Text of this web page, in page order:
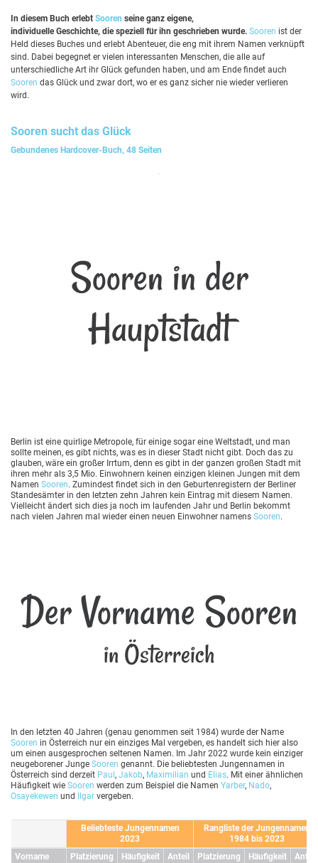
In diesem Buch erlebt Sooren seine ganz eigene,
individuelle Geschichte, die speziell für ihn geschrieben wurde. Sooren ist der
Held dieses Buches und erlebt Abenteuer, die eng mit ihrem Namen verknüpft
sind. Dabei begegnet er vielen interessanten Menschen, die alle auf
unterschiedliche Art ihr Glück gefunden haben, und am Ende findet auch
Sooren das Glück und zwar dort, wo er es ganz sicher nie wieder verlieren
wird.
Sooren sucht das Glück
Gebundenes Hardcover-Buch, 48 Seiten
Sooren in der
Hauptstadt
Berlin ist eine quirlige Metropole, für einige sogar eine Weltstadt, und man
sollte meinen, es gibt nichts, was es in dieser Stadt nicht gibt. Doch das zu
glauben, wäre ein großer Irrtum, denn es gibt in der ganzen großen Stadt mit
ihren mehr als 3,5 Mio. Einwohnern keinen einzigen kleinen Jungen mit dem
Namen Sooren. Zumindest findet sich in den Geburtenregistern der Berliner
Standesämter in den letzten zehn Jahren kein Eintrag mit diesem Namen.
Vielleicht ändert sich dies ja noch im laufenden Jahr und Berlin bekommt
nach vielen Jahren mal wieder einen neuen Einwohner namens Sooren.
Der Vorname Sooren
in Österreich
In den letzten 40 Jahren (genau genommen seit 1984) wurde der Name
Sooren in Österreich nur ein einziges Mal vergeben, es handelt sich hier also
um einen ausgesprochen seltenen Namen. Im Jahr 2022 wurde kein einziger
neugeborener Junge Sooren genannt. Die beliebtesten Jungennamen in
Österreich sind derzeit Paul , Jakob, Maximilian und Elias. Mit einer ähnlichen
Häufigkeit wie Sooren werden zum Beispiel die Namen Yarber, Nado,
Osayekewen und Ilgar vergeben.
Beliebteste Jungennamen
2023
Rangliste der Jungennamen
1984 bis 2023
Vorname
Platzierung Häufigkeit Anteil Platzierung Häufigkeit
Anteil